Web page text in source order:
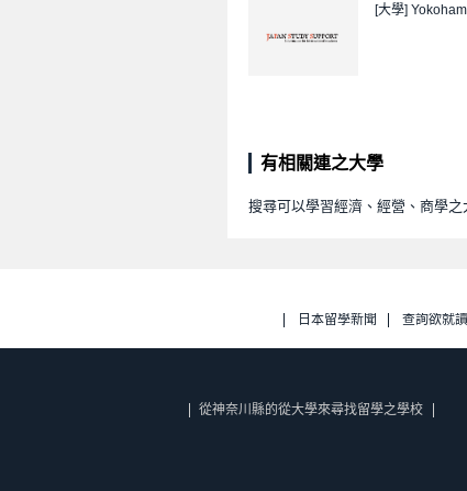
[大學]
有相關連之大學
搜尋可以學習經濟、經營、商學之
日本留學新聞 查詢欲就
從神奈川縣的從大學來尋找留學之學校